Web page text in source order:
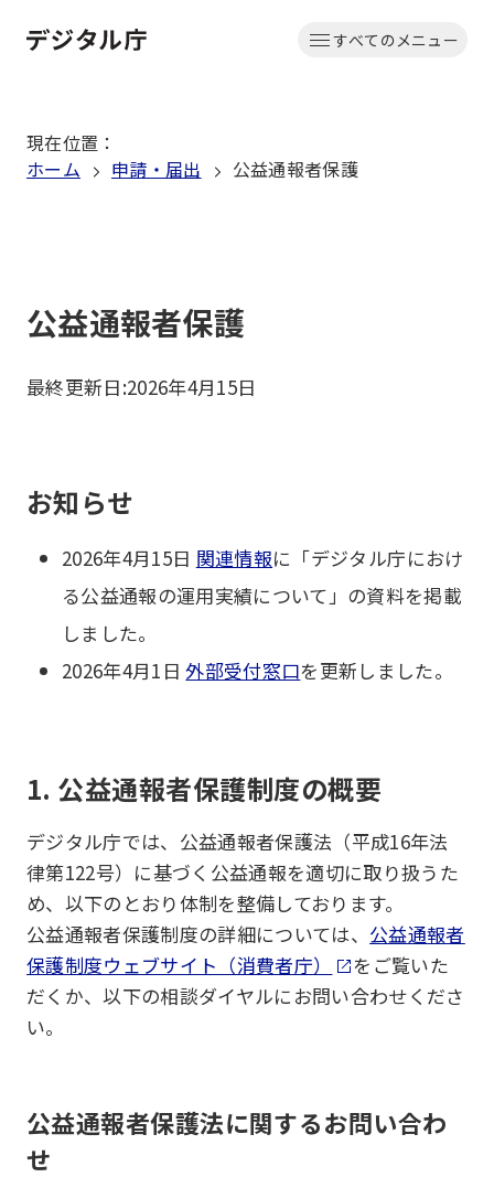
文
動
すべてのメニュー
現在位置 ：
ホーム
申請・届出 公益通報者保護
公益通報者保護
最終更新日:2026年4月15日
お知らせ
2026年4月15日 関連情報に「デジタル庁におけ
る公益通報の運用実績について」の資料を掲載
しました。
2026年4月1日外部受付窓口を更新しました。
1. 公益通報者保護制度の概要
デジタル庁では、公益通報者保護法（平成16年法
律第122号）に基づく公益通報を適切に取り扱うた
め、以下のとおり体制を整備しております。
公益通報者保護制度の詳細については、 公益通報者
保護制度ウェブサイト（消費者庁）
をご覧いた
だくか、以下の相談ダイヤルにお問い合わせくださ
い。
公益通報者保護法に関するお問い合わ
せ